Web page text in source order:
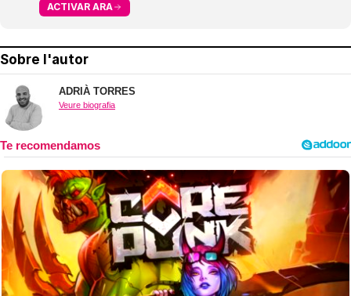
ACTIVAR ARA
Sobre l'autor
ADRIÀ TORRES
Veure biografia